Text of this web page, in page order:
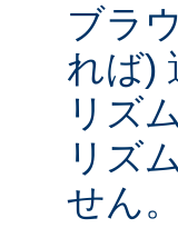
ブラ
れば)
リズ
リズ
せん